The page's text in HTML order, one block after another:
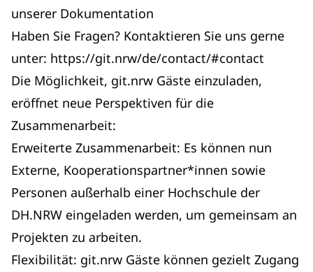
unserer Dokumentation
Haben Sie Fragen? Kontaktieren Sie uns gerne
unter: https://git.nrw/de/contact/#contact
Die Möglichkeit, git.nrw Gäste einzuladen,
eröffnet neue Perspektiven für die
Zusammenarbeit:
Erweiterte Zusammenarbeit: Es können nun
Externe, Kooperationspartner*innen sowie
Personen außerhalb einer Hochschule der
DH.NRW eingeladen werden, um gemeinsam an
Projekten zu arbeiten.
Flexibilität: git.nrw Gäste können gezielt Zugang